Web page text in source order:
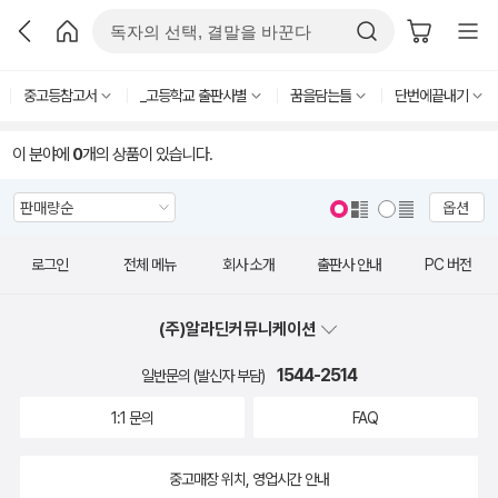
중고등참고서 _고등학교 출판사별 꿈을담는틀 단번에끝내기
이 분야에 0개의 상품이 있습니다.
옵션
로그인 전체 메뉴 회사 소개 출판사 안내 PC 버전
(주)알라딘커뮤니케이션
일반문의 (발신자 부담) 1544-2514
1:1 문의 FAQ
중고매장 위치, 영업시간 안내